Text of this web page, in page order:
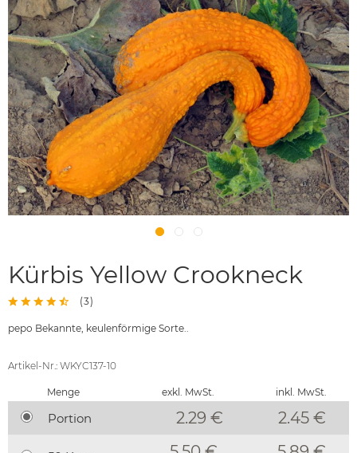
Kürbis Yellow Crookneck
(3)
pepo Bekannte, keulenförmige Sorte..
Artikel-Nr.: WKYC137-10
Menge exkl. MwSt. inkl. MwSt.
Portion 2.29 € 2.45 €